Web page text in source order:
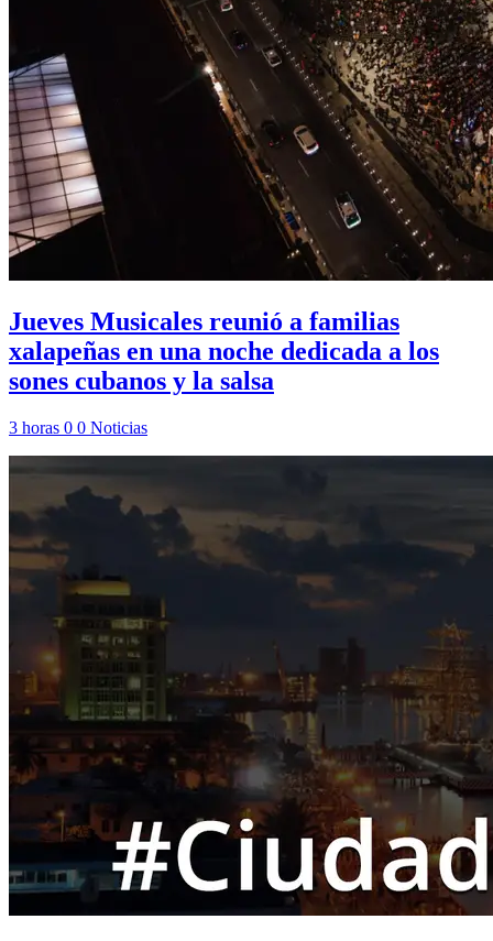
Jueves Musicales reunió a familias
xalapeñas en una noche dedicada a los
sones cubanos y la salsa
3 horas 0 0 Noticias